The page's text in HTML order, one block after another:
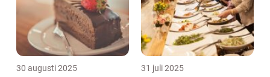
30 augusti 2025 31 juli 2025